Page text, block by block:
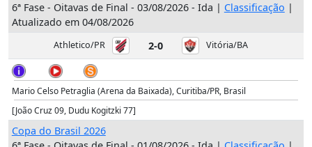
6ª Fase - Oitavas de Final - 03/08/2026 - Ida | Classificação |
Atualizado em 04/08/2026
Athletico/PR 2-0 Vitória/BA
Mario Celso Petraglia (Arena da Baixada), Curitiba/PR, Brasil
[João Cruz 09, Dudu Kogitzki 77]
Copa do Brasil 2026